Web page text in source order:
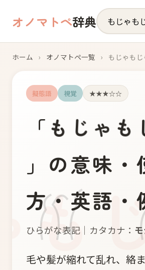
オノマトペ辞典
ホーム › オノマトペ一覧 › もじゃもじ
擬態語 視覚 ★★★☆☆
「 も じ ゃ も
」の意味・
方・英語・
ひらがな表記｜カタカナ：
毛や髪が縮れて乱れ、絡